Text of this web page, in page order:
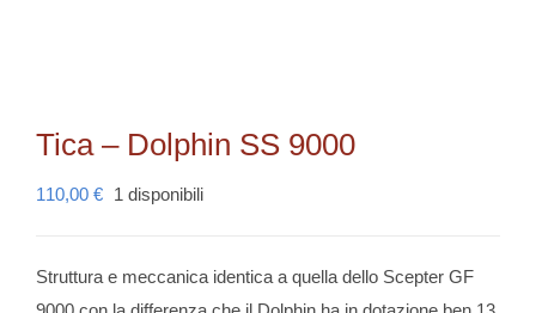
Tica – Dolphin SS 9000
110,00 € 1 disponibili
Struttura e meccanica identica a quella dello Scepter GF